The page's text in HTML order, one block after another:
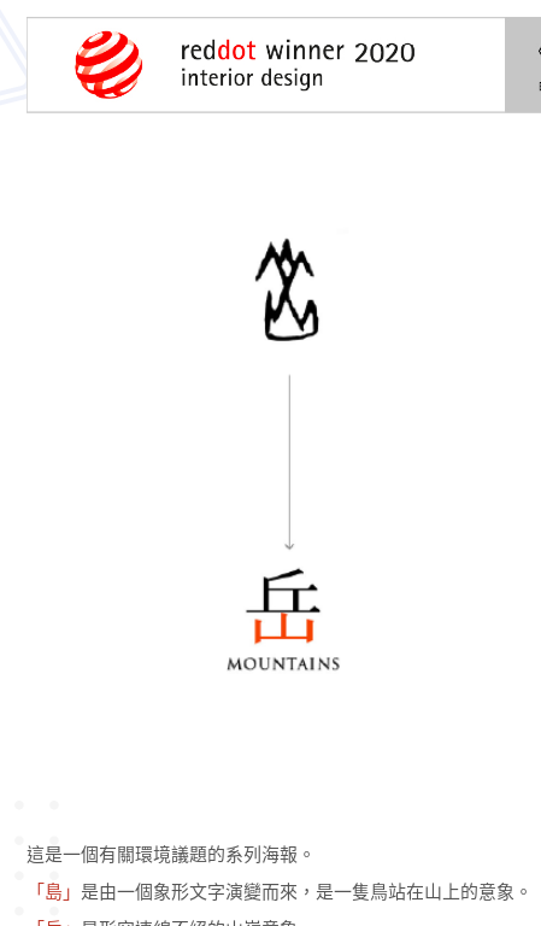
這是一個有關環境議題的系列海報。
「島」 是由一個象形文字演變而來，是一隻鳥站在山上的意象。